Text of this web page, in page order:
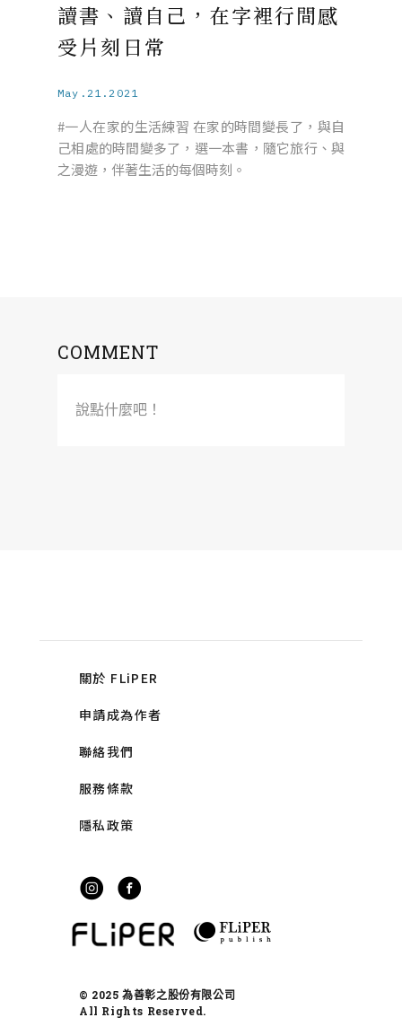
讀書、讀自己，在字裡行間感
受片刻日常
May.21.2021
#一人在家的生活練習 在家的時間變長了，與自
己相處的時間變多了，選一本書，隨它旅行、與
之漫遊，伴著生活的每個時刻。
COMMENT
說點什麼吧！
關於 FLiPER
申請成為作者
聯絡我們
服務條款
隱私政策
© 2025 為善彰之股份有限公司
All Rights Reserved.